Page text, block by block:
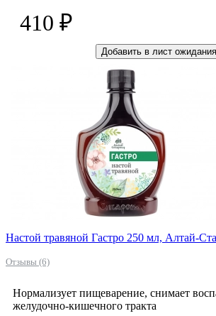
410 ₽
Добавить в лист ожидания
Настой травяной Гастро 250 мл, Алтай-
Отзывы (6)
Нормализует пищеварение, снимает
желудочно-кишечного тракта